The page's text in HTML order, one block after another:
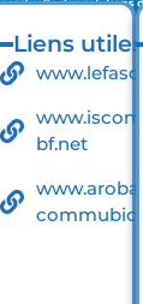
Liens utiles
www.iscom-
bf.net